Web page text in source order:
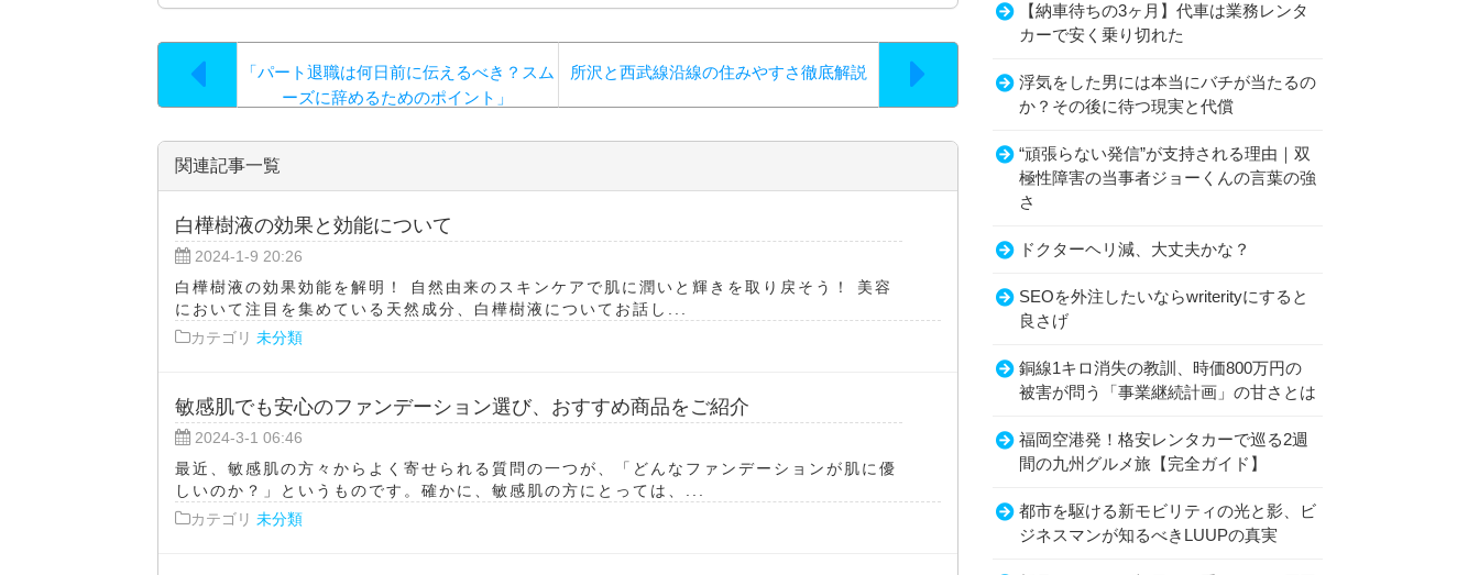
「パート退職は何日前に伝えるべき？スム
ーズに辞めるためのポイント」
所沢と西武線沿線の住みやすさ徹底解説
関連記事一覧
白樺樹液の効果と効能について
2024-1-9 20:26
白樺樹液の効果効能を解明！ 自然由来のスキンケアで肌に潤いと輝きを取り戻そう！ 美容
において注目を集めている天然成分、白樺樹液についてお話し...
カテゴリ 未分類
敏感肌でも安心のファンデーション選び、おすすめ商品をご紹介
2024-3-1 06:46
最近、敏感肌の方々からよく寄せられる質問の一つが、「どんなファンデーションが肌に優
しいのか？」というものです。確かに、敏感肌の方にとっては、...
カテゴリ 未分類
【納車待ちの3ヶ月】代車は業務レンタ
カーで安く乗り切れた
浮気をした男には本当にバチが当たるの
か？その後に待つ現実と代償
“頑張らない発信”が支持される理由｜双
極性障害の当事者ジョーくんの言葉の強
さ
ドクターヘリ減、大丈夫かな？
SEOを外注したいならwriterityにすると
良さげ
銅線1キロ消失の教訓、時価800万円の
被害が問う「事業継続計画」の甘さとは
福岡空港発！格安レンタカーで巡る2週
間の九州グルメ旅【完全ガイド】
都市を駆ける新モビリティの光と影、ビ
ジネスマンが知るべきLUUPの真実